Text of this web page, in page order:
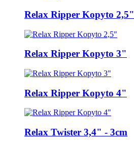
Relax Ripper Kopyto 2,5"
Relax Ripper Kopyto 3"
Relax Ripper Kopyto 4"
Relax Twister 3,4" - 3cm